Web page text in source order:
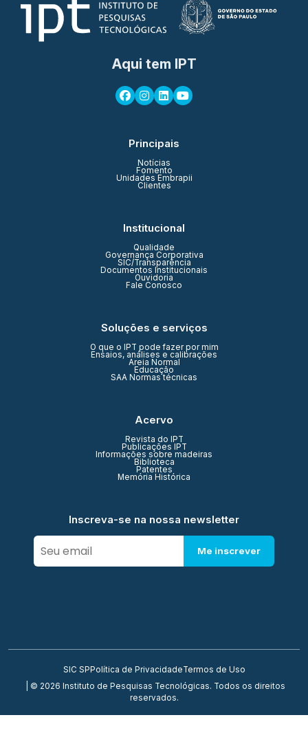
Aqui tem IPT
Principais
Notícias
Fomento
Unidades Embrapii
Clientes
Institucional
Qualidade
Governança Corporativa
SIC/Transparência
Documentos Institucionais
Ouvidoria
Fale Conosco
Soluções e serviços
O que o IPT pode fazer por mim
Ensaios, análises e calibrações
Areia Normal
Educação
SAA Normas técnicas
Acervo
Revista do IPT
Publicações IPT
Informações sobre madeiras
Biblioteca
Patentes
Memória Histórica
Inscreva-se na nossa newsletter
Me inscrever
SIC SPPolítica de PrivacidadeTermos de Uso
| © 2026 Instituto de Pesquisas Tecnológicas. Todos os direitos
reservados.